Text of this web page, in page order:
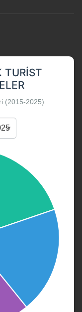
TURIST
(2015-2025)